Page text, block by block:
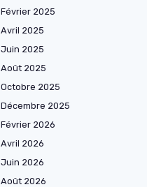
Février 2025
Avril 2025
Juin 2025
Août 2025
Octobre 2025
Décembre 2025
Février 2026
Avril 2026
Juin 2026
Août 2026